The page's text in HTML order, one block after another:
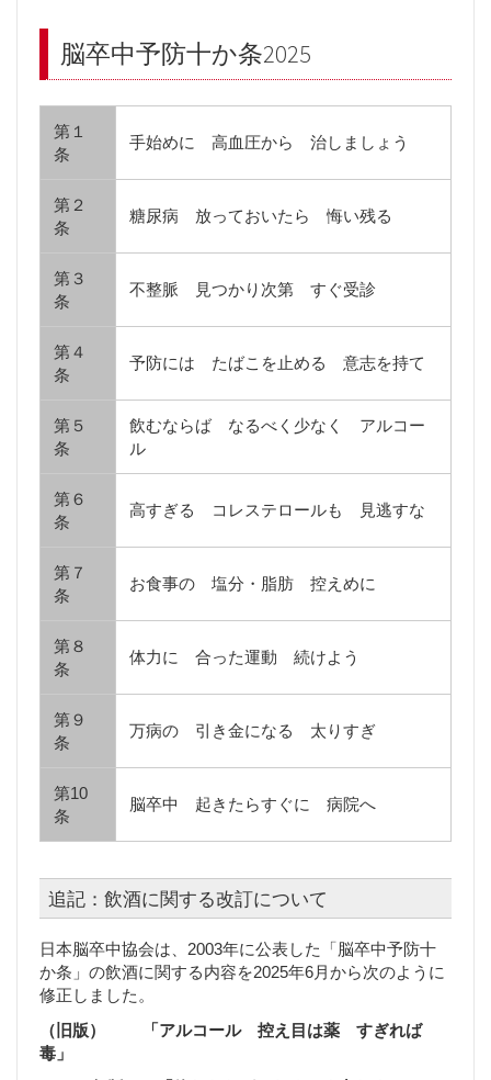
脳卒中予防十か条2025
第１
条
手始めに 高血圧から 治しましょう
第２
条
糖尿病 放っておいたら 悔い残る
第３
条
不整脈 見つかり次第 すぐ受診
第４
条
予防には たばこを止める 意志を持て
第５
条
飲むならば なるべく少なく アルコー
ル
第６
条
高すぎる コレステロールも 見逃すな
第７
条
お食事の 塩分・脂肪 控えめに
第８
条
体力に 合った運動 続けよう
第９
条
万病の 引き金になる 太りすぎ
第10
条
脳卒中 起きたらすぐに 病院へ
追記：飲酒に関する改訂について
日本脳卒中協会は、2003年に公表した「脳卒中予防十
か条」の飲酒に関する内容を2025年6月から次のように
修正しました。
（旧版） 「アルコール 控え目は薬 すぎれば
毒」